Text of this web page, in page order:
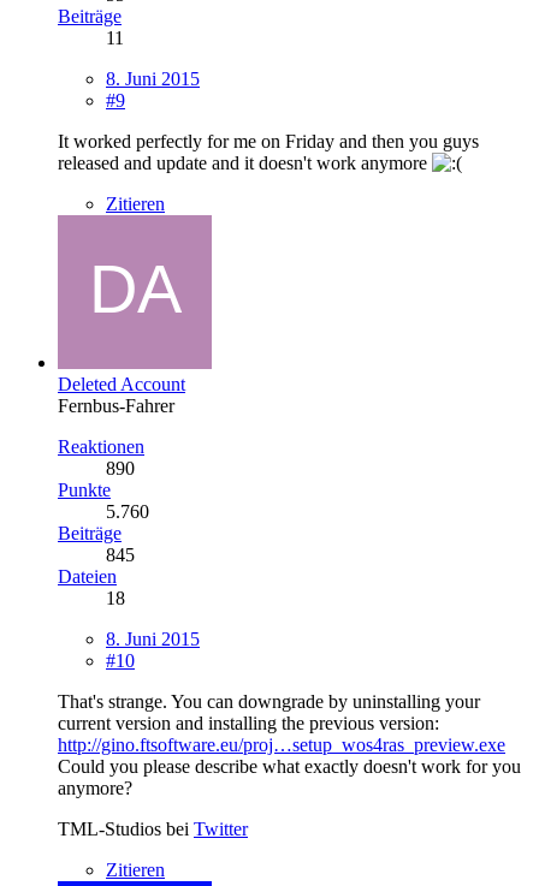
Beiträge
11
8. Juni 2015
#9
It worked perfectly for me on Friday and then you guys
released and update and it doesn't work anymore
Zitieren
Deleted Account
Fernbus-Fahrer
Reaktionen
890
Punkte
5.760
Beiträge
845
Dateien
18
8. Juni 2015
#10
That's strange. You can downgrade by uninstalling your
current version and installing the previous version:
http://gino.ftsoftware.eu/proj…setup_wos4ras_preview.exe
Could you please describe what exactly doesn't work for you
anymore?
TML-Studios bei Twitter
Zitieren